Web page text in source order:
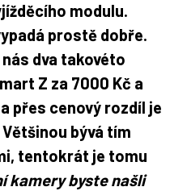
modulu.
prostě dobře.
dva takovéto
Z za 7000 Kč a
přes cenový rozdíl je
bývá tím
tentokrát je tomu
kamery byste našli